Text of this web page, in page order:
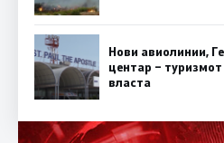
Нови авиолинии,
центар –
власта